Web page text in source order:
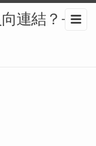
連結？-